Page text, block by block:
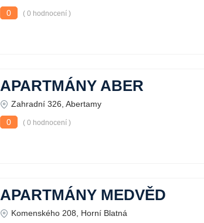
0
( 0 hodnocení )
APARTMÁNY ABER
Zahradní 326, Abertamy
0
( 0 hodnocení )
APARTMÁNY MEDVĚD
Komenského 208, Horní Blatná